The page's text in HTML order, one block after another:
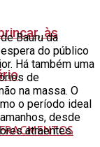
às
Bauru da
do público
Há também uma
de
na massa. O
o período ideal
desde
atraentes.